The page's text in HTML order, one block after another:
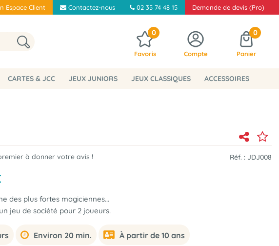
Espace Client Contactez-nous 02 35 74 48 15 Demande de devis (Pro)
0
Favoris Compte
0
Panier
CARTES & JCC JEUX JUNIORS JEUX CLASSIQUES ACCESSOIRES
à donner votre avis ! Réf. : JDJ008
des plus fortes magiciennes...
un jeu de société pour 2 joueurs.
Environ 20 min. À partir de 10 ans